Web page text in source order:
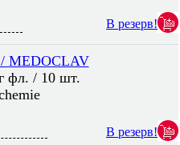
В резерв!
фл. / 10 шт.
В резерв!